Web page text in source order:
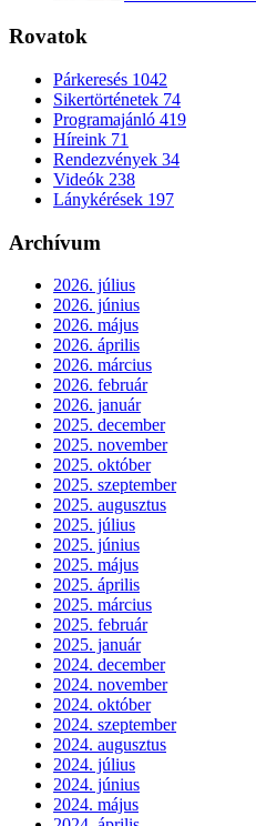
Rovatok
Párkeresés 1042
Sikertörténetek 74
Programajánló 419
Híreink 71
Rendezvények 34
Videók 238
Lánykérések 197
Archívum
2026. július
2026. június
2026. május
2026. április
2026. március
2026. február
2026. január
2025. december
2025. november
2025. október
2025. szeptember
2025. augusztus
2025. július
2025. június
2025. május
2025. április
2025. március
2025. február
2025. január
2024. december
2024. november
2024. október
2024. szeptember
2024. augusztus
2024. július
2024. június
2024. május